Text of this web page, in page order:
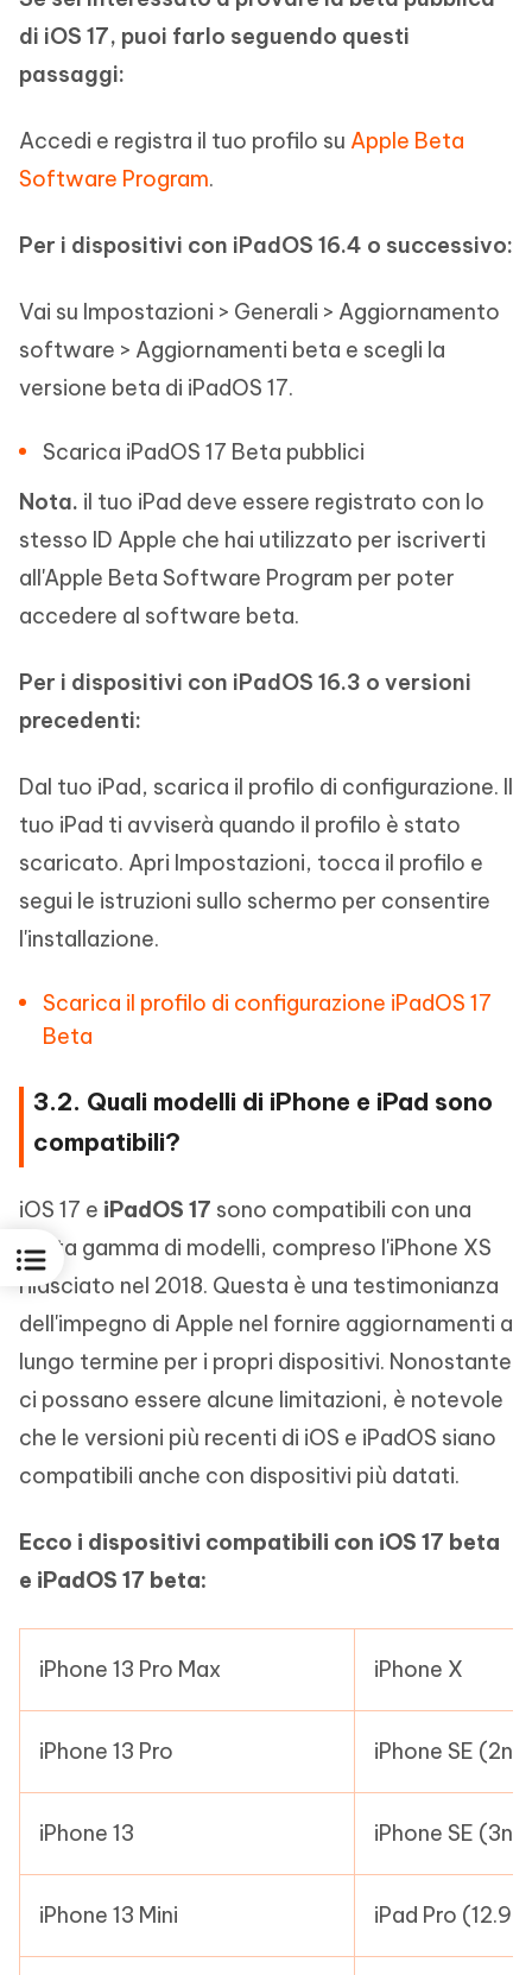
di iOS 17, puoi farlo seguendo questi
passaggi:
Accedi e registra il tuo profilo su Apple Beta
Software Program.
Per i dispositivi con iPadOS 16.4 o successivo:
Vai su Impostazioni > Generali > Aggiornamento
software > Aggiornamenti beta e scegli la
versione beta di iPadOS 17.
Scarica iPadOS 17 Beta pubblici
Nota. il tuo iPad deve essere registrato con lo
stesso ID Apple che hai utilizzato per iscriverti
all'Apple Beta Software Program per poter
accedere al software beta.
Per i dispositivi con iPadOS 16.3 o versioni
precedenti:
Dal tuo iPad, scarica il profilo di configurazione. Il
tuo iPad ti avviserà quando il profilo è stato
scaricato. Apri Impostazioni, tocca il profilo e
segui le istruzioni sullo schermo per consentire
l'installazione.
Scarica il profilo di configurazione iPadOS 17
Beta
3.2. Quali modelli di iPhone e iPad sono
compatibili?
iOS 17 e iPadOS 17 sono compatibili con una
vasta gamma di modelli, compreso l'iPhone XS
rilasciato nel 2018. Questa è una testimonianza
dell'impegno di Apple nel fornire aggiornamenti a
lungo termine per i propri dispositivi. Nonostante
ci possano essere alcune limitazioni, è notevole
che le versioni più recenti di iOS e iPadOS siano
compatibili anche con dispositivi più datati.
Ecco i dispositivi compatibili con iOS 17 beta
e iPadOS 17 beta:
iPhone 13 Pro Max iPhone X
iPhone 13 Pro iPhone SE
iPhone 13 iPhone SE
iPhone 13 Mini iPad Pro